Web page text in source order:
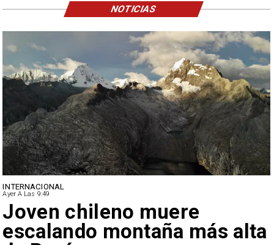
INTERNACIONAL
Ayer A Las 9:49
Joven chileno muere
escalando montaña más alta
NOTICIAS